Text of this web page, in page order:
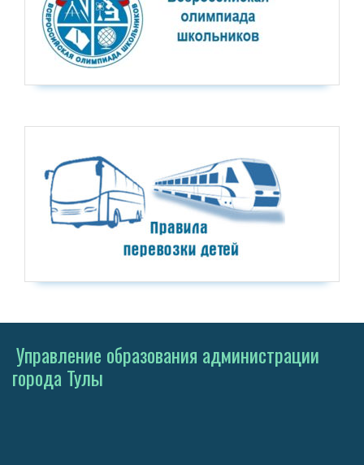
Управление образования администрации
города Тулы